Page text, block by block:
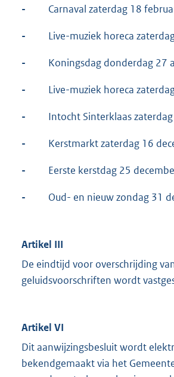
- Carnaval zaterdag 18
- Live-muziek horeca
- Koningsdag donderdag 27
- Live-muziek horeca
- Intocht Sinterklaas
- Kerstmarkt zaterdag 16
- Eerste kerstdag 25
- Oud- en nieuw zondag 31
Artikel III
De eindtijd voor overschrijding
geluidsvoorschriften wordt
Artikel VI
Dit aanwijzingsbesluit wordt
bekendgemaakt via het